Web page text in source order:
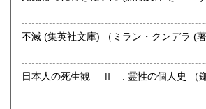
不死鳥BOOKSでは、書籍だけでなくCD
ゲーム、おもちゃ、骨董品まであらゆる
にお問い合わせください。出張費は、無
取り扱い分野
不滅 (集英社文庫) （ミラン・ク
日本人